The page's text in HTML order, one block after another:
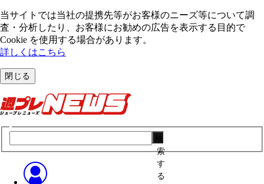
当サイトでは当社の提携先等がお客様のニーズ等について調
査・分析したり、お客様にお勧めの広告を表⽰する⽬的で
Cookie を使⽤する場合があります。
詳しくはこちら
閉じる
索
す
る